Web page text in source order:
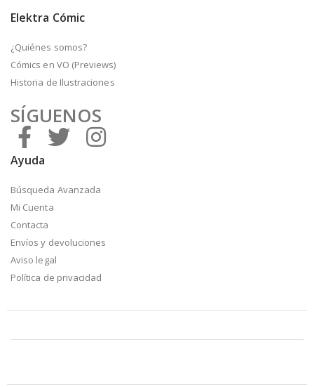
Elektra Cómic
¿Quiénes somos?
Cómics en VO (Previews)
Historia de Ilustraciones
SÍGUENOS
Ayuda
Búsqueda Avanzada
Mi Cuenta
Contacta
Envíos y devoluciones
Aviso legal
Política de privacidad